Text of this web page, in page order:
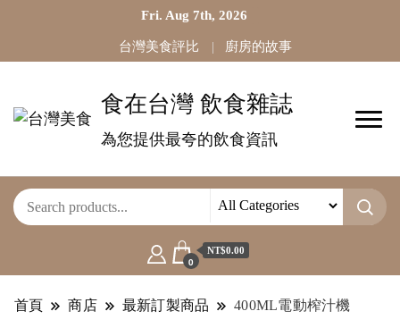
Fri. Aug 7th, 2026
台灣美食評比 廚房的故事
食在台灣 飲食雜誌
為您提供最夸的飲食資訊
0
NT$0.00
首頁 商店 最新訂製商品 400ML電動榨汁機